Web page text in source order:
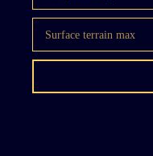
Surface terrain max